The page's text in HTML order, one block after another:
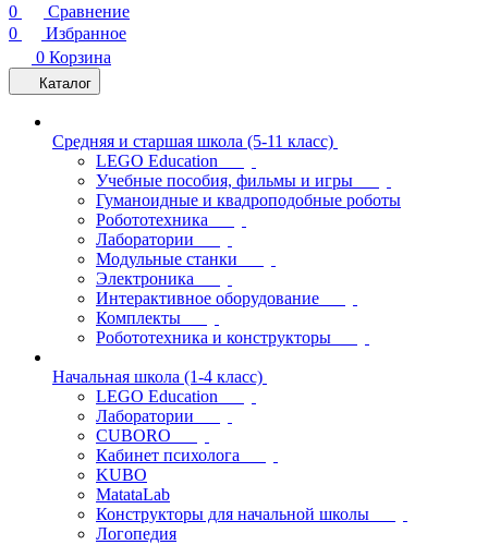
0
Сравнение
0
Избранное
0 Корзина
Каталог
Средняя и старшая школа (5-11 класс)
LEGO Education
Учебные пособия, фильмы и игры
Гуманоидные и квадроподобные роботы
Робототехника
Лаборатории
Модульные станки
Электроника
Интерактивное оборудование
Комплекты
Робототехника и конструкторы
Начальная школа (1-4 класс)
LEGO Education
Лаборатории
CUBORO
Кабинет психолога
KUBO
MatataLab
Конструкторы для начальной школы
Логопедия